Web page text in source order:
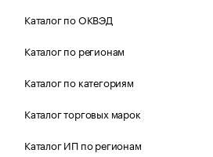
Каталог по ОКВЭД
Каталог по регионам
Каталог по категориям
Каталог торговых марок
Каталог ИП по регионам